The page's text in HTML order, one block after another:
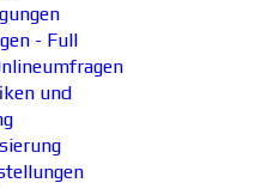
- Full
und